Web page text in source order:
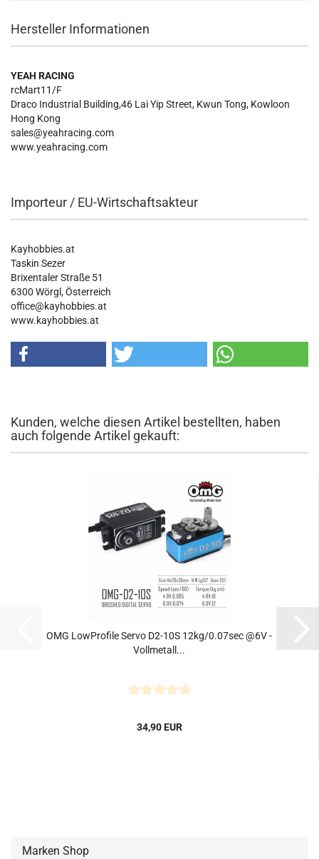
Hersteller Informationen
YEAH RACING
rcMart11/F
Draco Industrial Building,46 Lai Yip Street, Kwun Tong, Kowloon
Hong Kong
sales@yeahracing.com
www.yeahracing.com
Importeur / EU-Wirtschaftsakteur
Kayhobbies.at
Taskin Sezer
Brixentaler Straße 51
6300 Wörgl, Österreich
office@kayhobbies.at
www.kayhobbies.at
Kunden, welche diesen Artikel bestellten, haben
auch folgende Artikel gekauft:
OMG LowProfile Servo D2-10S 12kg/0.07sec @6V -
Vollmetall...
34,90 EUR
Marken Shop